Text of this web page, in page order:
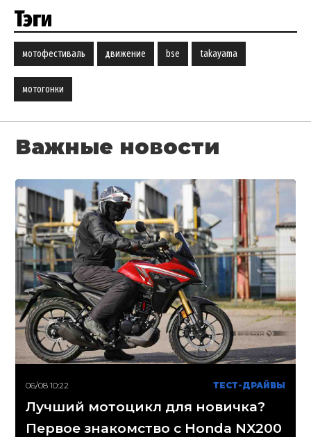
Тэги
мотофестиваль движение bse takayama
мотогонки
Важные новости
06/08 10:22 ТЕСТ-ДРАЙВЫ
Лучший мотоцикл для новичка?
Первое знакомство с Honda NX200